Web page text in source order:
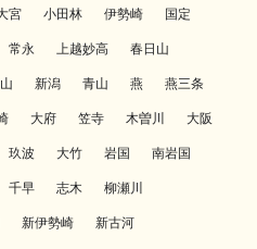
宮 小田林 伊勢崎 国定
常永 上越妙高 春日山
新潟 青山 燕 燕三条
大府 笠寺 木曽川 大阪
玖波 大竹 岩国 南岩国
千早 志木 柳瀬川
新伊勢崎 新古河